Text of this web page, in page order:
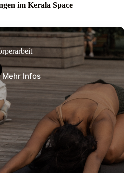
im Kerala Space
Mehr Infos